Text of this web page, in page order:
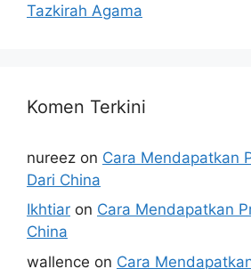
Tazkirah Agama
Komen Terkini
nureez on Cara Mendapatkan
Dari China
Ikhtiar on Cara Mendapatkan
China
wallence on Cara